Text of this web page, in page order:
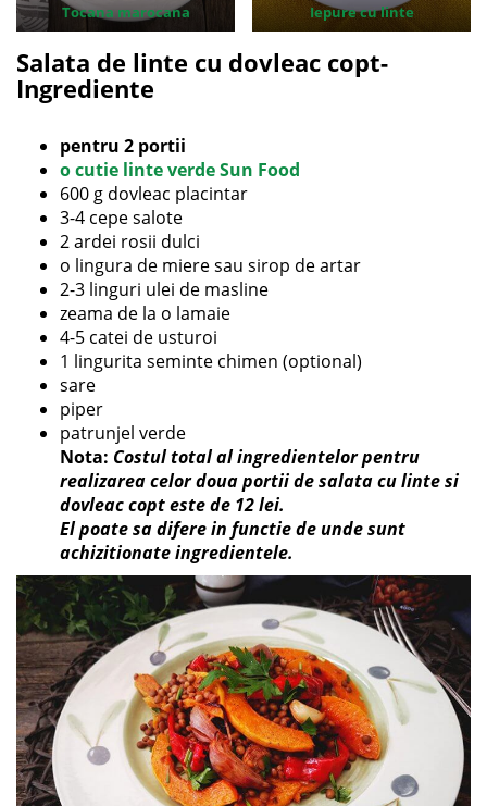
Tocana marocana Iepure cu linte
Salata de linte cu dovleac copt-
Ingrediente
pentru 2 portii
o cutie linte verde Sun Food
600 g dovleac placintar
3-4 cepe salote
2 ardei rosii dulci
o lingura de miere sau sirop de artar
2-3 linguri ulei de masline
zeama de la o lamaie
4-5 catei de usturoi
1 lingurita seminte chimen (optional)
sare
piper
patrunjel verde
Nota: Costul total al ingredientelor pentru
realizarea celor doua portii de salata cu linte si
dovleac copt este de 12 lei.
El poate sa difere in functie de unde sunt
achizitionate ingredientele.